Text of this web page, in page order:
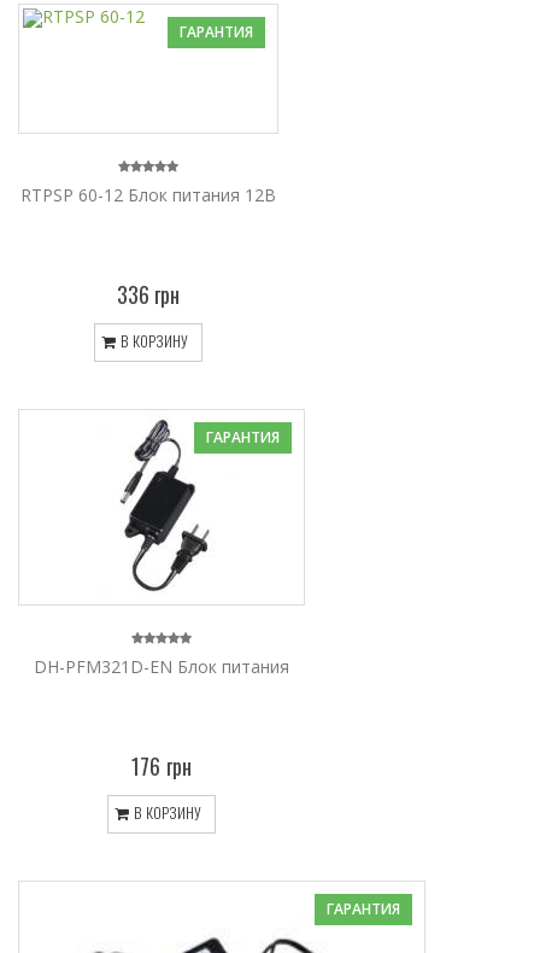
ГАРАНТИЯ
RTPSP 60-12 Блок питания 12В
336 грн
В КОРЗИНУ
ГАРАНТИЯ
DH-PFM321D-EN Блок питания
176 грн
В КОРЗИНУ
ГАРАНТИЯ